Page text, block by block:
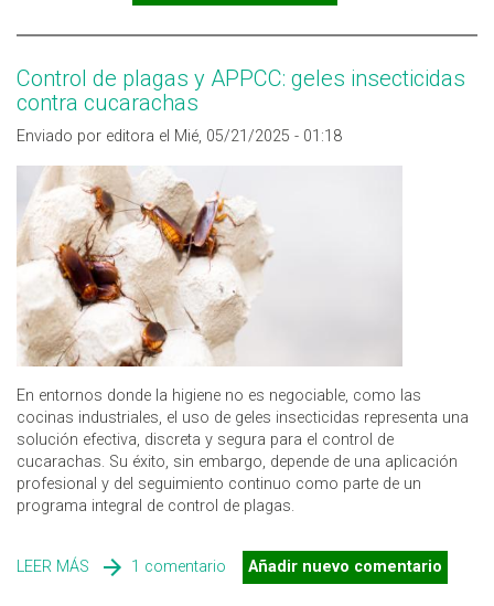
DE LA CUCARACHA DE SURINAM EN ESPAÑA
Control de plagas y APPCC: geles insecticidas
contra cucarachas
Enviado por editora el Mié, 05/21/2025 - 01:18
En entornos donde la higiene no es negociable, como las
cocinas industriales, el uso de geles insecticidas representa una
solución efectiva, discreta y segura para el control de
cucarachas. Su éxito, sin embargo, depende de una aplicación
profesional y del seguimiento continuo como parte de un
programa integral de control de plagas.
LEER MÁS SOBRE CONTROL DE PLAGAS Y APPCC: GELES
INSECTICIDAS CONTRA CUCARACHAS
1 comentario Añadir nuevo comentario